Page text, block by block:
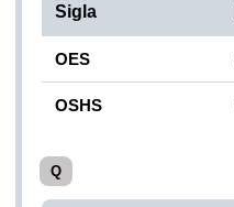
Sigla
OES
OSHS
Q